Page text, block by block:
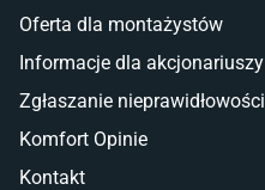
Oferta dla montażystów
Informacje dla akcjonariuszy
Zgłaszanie nieprawidłowości
Komfort Opinie
Kontakt